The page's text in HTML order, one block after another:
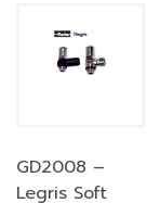
GD2008 –
Legris Soft